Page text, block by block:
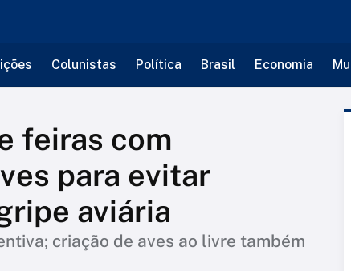
Colunistas Política Brasil Economia
feiras com
para evitar
aviária
criação de aves ao livre também